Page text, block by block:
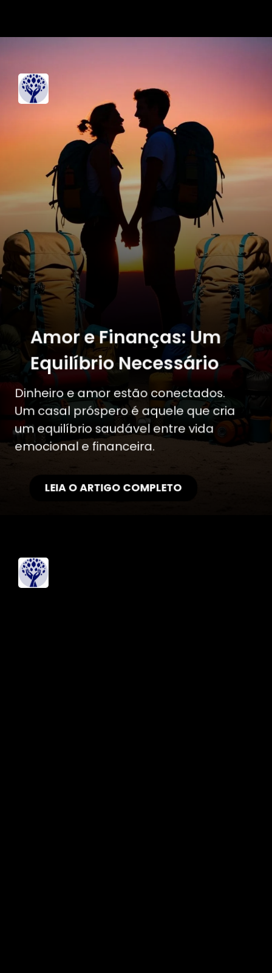
Amor e Finanças: Um
Equilíbrio Necessário
Dinheiro e amor estão conectados.
Um casal próspero é aquele que cria
um equilíbrio saudável entre vida
emocional e financeira.
LEIA O ARTIGO COMPLETO